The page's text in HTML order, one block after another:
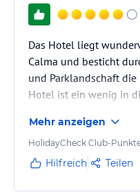
Das Hotel liegt
Calma und besticht
und Parklandschaft
Hotel ist ein wenig in
Es ist hell sauber und
einen
Mehr anzeigen
HolidayCheck Club-
Hilfreich Teilen